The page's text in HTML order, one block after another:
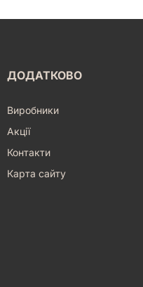
ДОДАТКОВО
Виробники
Акції
Контакти
Карта сайту